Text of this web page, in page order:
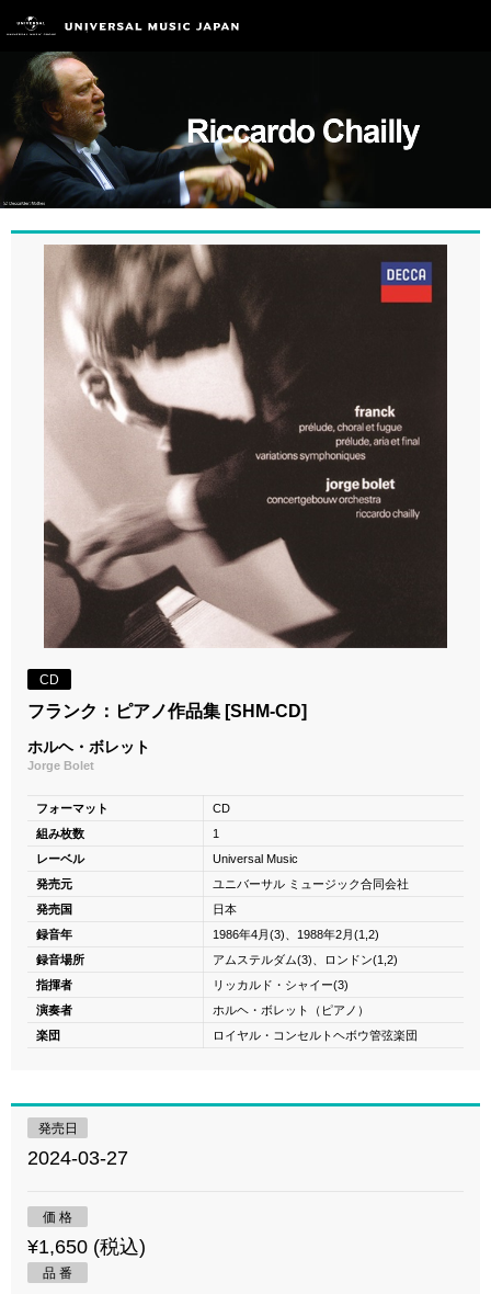
CD
フランク：ピアノ作品集 [SHM-CD]
ホルヘ・ボレット
Jorge Bolet
フォーマット
CD
組み枚数
1
レーベル
Universal Music
発売元
ユニバーサル ミュージック合同会社
発売国
日本
録音年
1986年4月(3)、1988年2月(1,2)
録音場所
アムステルダム(3)、ロンドン(1,2)
指揮者
リッカルド・シャイー(3)
演奏者
ホルヘ・ボレット（ピアノ）
楽団
ロイヤル・コンセルトヘボウ管弦楽団
発売日
2024-03-27
価 格
¥1,650 (税込)
品 番